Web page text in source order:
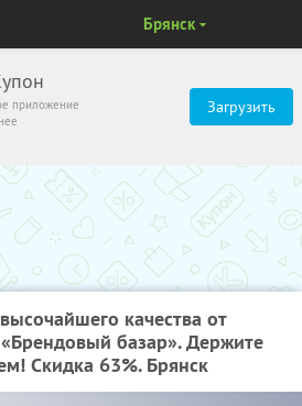
приложение
Загрузить
Брянск
качества от
базар». Держите
Скидка 63%. Брянск